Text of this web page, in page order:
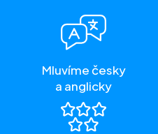
Mluvíme česky
a anglicky